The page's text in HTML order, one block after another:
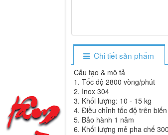
Chi tiết sản phẩm
Cấu tạo & mô tả
1. Tốc độ 2800 vòng/phút
2. Inox 304
3. Khối lượng: 10 - 15 kg
4. Điều chỉnh tốc độ trên
5. Bảo hành 1 năm
6. Khối lượng mẻ pha chế